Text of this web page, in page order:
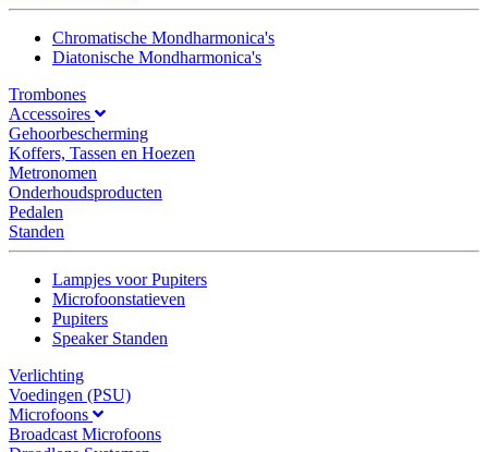
Chromatische Mondharmonica's
Diatonische Mondharmonica's
Trombones
Accessoires
Gehoorbescherming
Koffers, Tassen en Hoezen
Metronomen
Onderhoudsproducten
Pedalen
Standen
Lampjes voor Pupiters
Microfoonstatieven
Pupiters
Speaker Standen
Verlichting
Voedingen (PSU)
Microfoons
Broadcast Microfoons